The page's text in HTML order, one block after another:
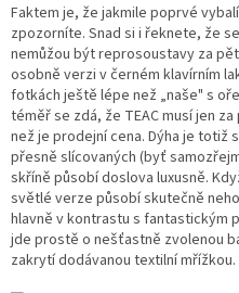
Faktem je, že jakmile poprvé
zpozorníte. Snad si i řeknete, že
nemůžou být reprosoustavy za
osobně verzi v černém klavírním
fotkách ještě lépe než „naše" s
téměř se zdá, že TEAC musí jen
než je prodejní cena. Dýha je totiž
přesně slícovaných (byť
skříně působí doslova luxusně.
světlé verze působí skutečně
hlavně v kontrastu s fantastickým
jde prostě o nešťastně zvolenou
zakrytí dodávanou textilní mřížkou.